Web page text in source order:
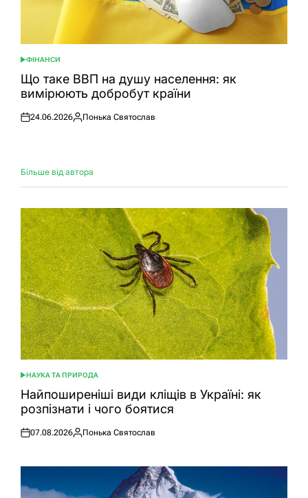
ОПУБЛІКУВАТИ
У
ФІНАНСИ
Що таке ВВП на душу населення: як
вимірюють добробут країни
Оприлюднено
24.06.2026
Опубліковано
Понька Святослав
Більше від автора
ОПУБЛІКУВАТИ
У
НАУКА ТА ПРИРОДА
Найпоширеніші види кліщів в Україні: як
розпізнати і чого боятися
Оприлюднено
07.08.2026
Опубліковано
Понька Святослав